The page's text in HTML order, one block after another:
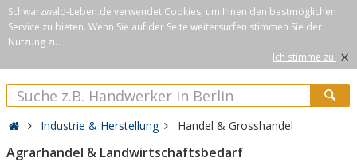
Schwarzwald-Leben.de verwendet Cookies, um Ihnen den bestmöglichen
Service zu bieten. Wenn Sie auf der Seite weitersurfen stimmen Sie der
Nutzung zu.
Ich stimme zu. ×
Industrie & Herstellung Handel & Grosshandel
Agrarhandel & Landwirtschaftsbedarf